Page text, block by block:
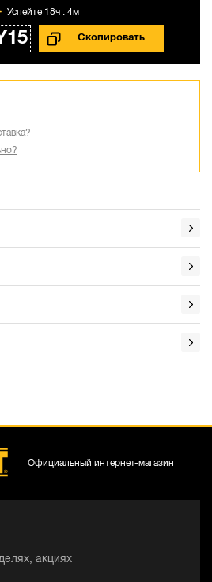
18ч : 4м
акциях
Официальный интернет-магазин